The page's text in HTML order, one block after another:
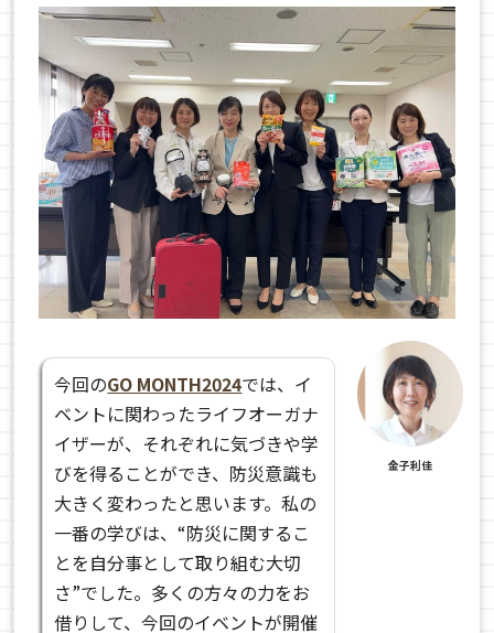
今回のGO MONTH2024では、イ
ベントに関わったライフオーガナ
イザーが、それぞれに気づきや学
びを得ることができ、防災意識も
大きく変わったと思います。私の
一番の学びは、“防災に関するこ
とを自分事として取り組む大切
さ”でした。多くの方々の力をお
借りして、今回のイベントが開催
金子利佳